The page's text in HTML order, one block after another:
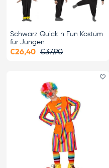
Schwarz Quick n Fun Kostüm
für Jungen
€26,40 €37,90